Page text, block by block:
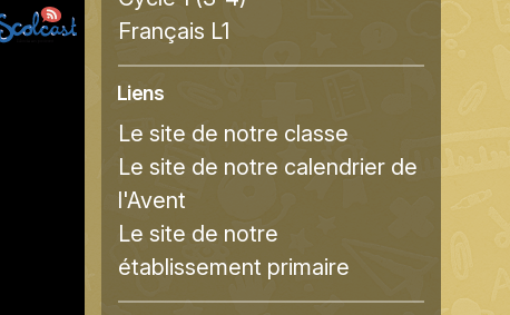
Français L1
Liens
Le site de notre classe
Le site de notre calendrier de
l'Avent
Le site de notre
établissement primaire